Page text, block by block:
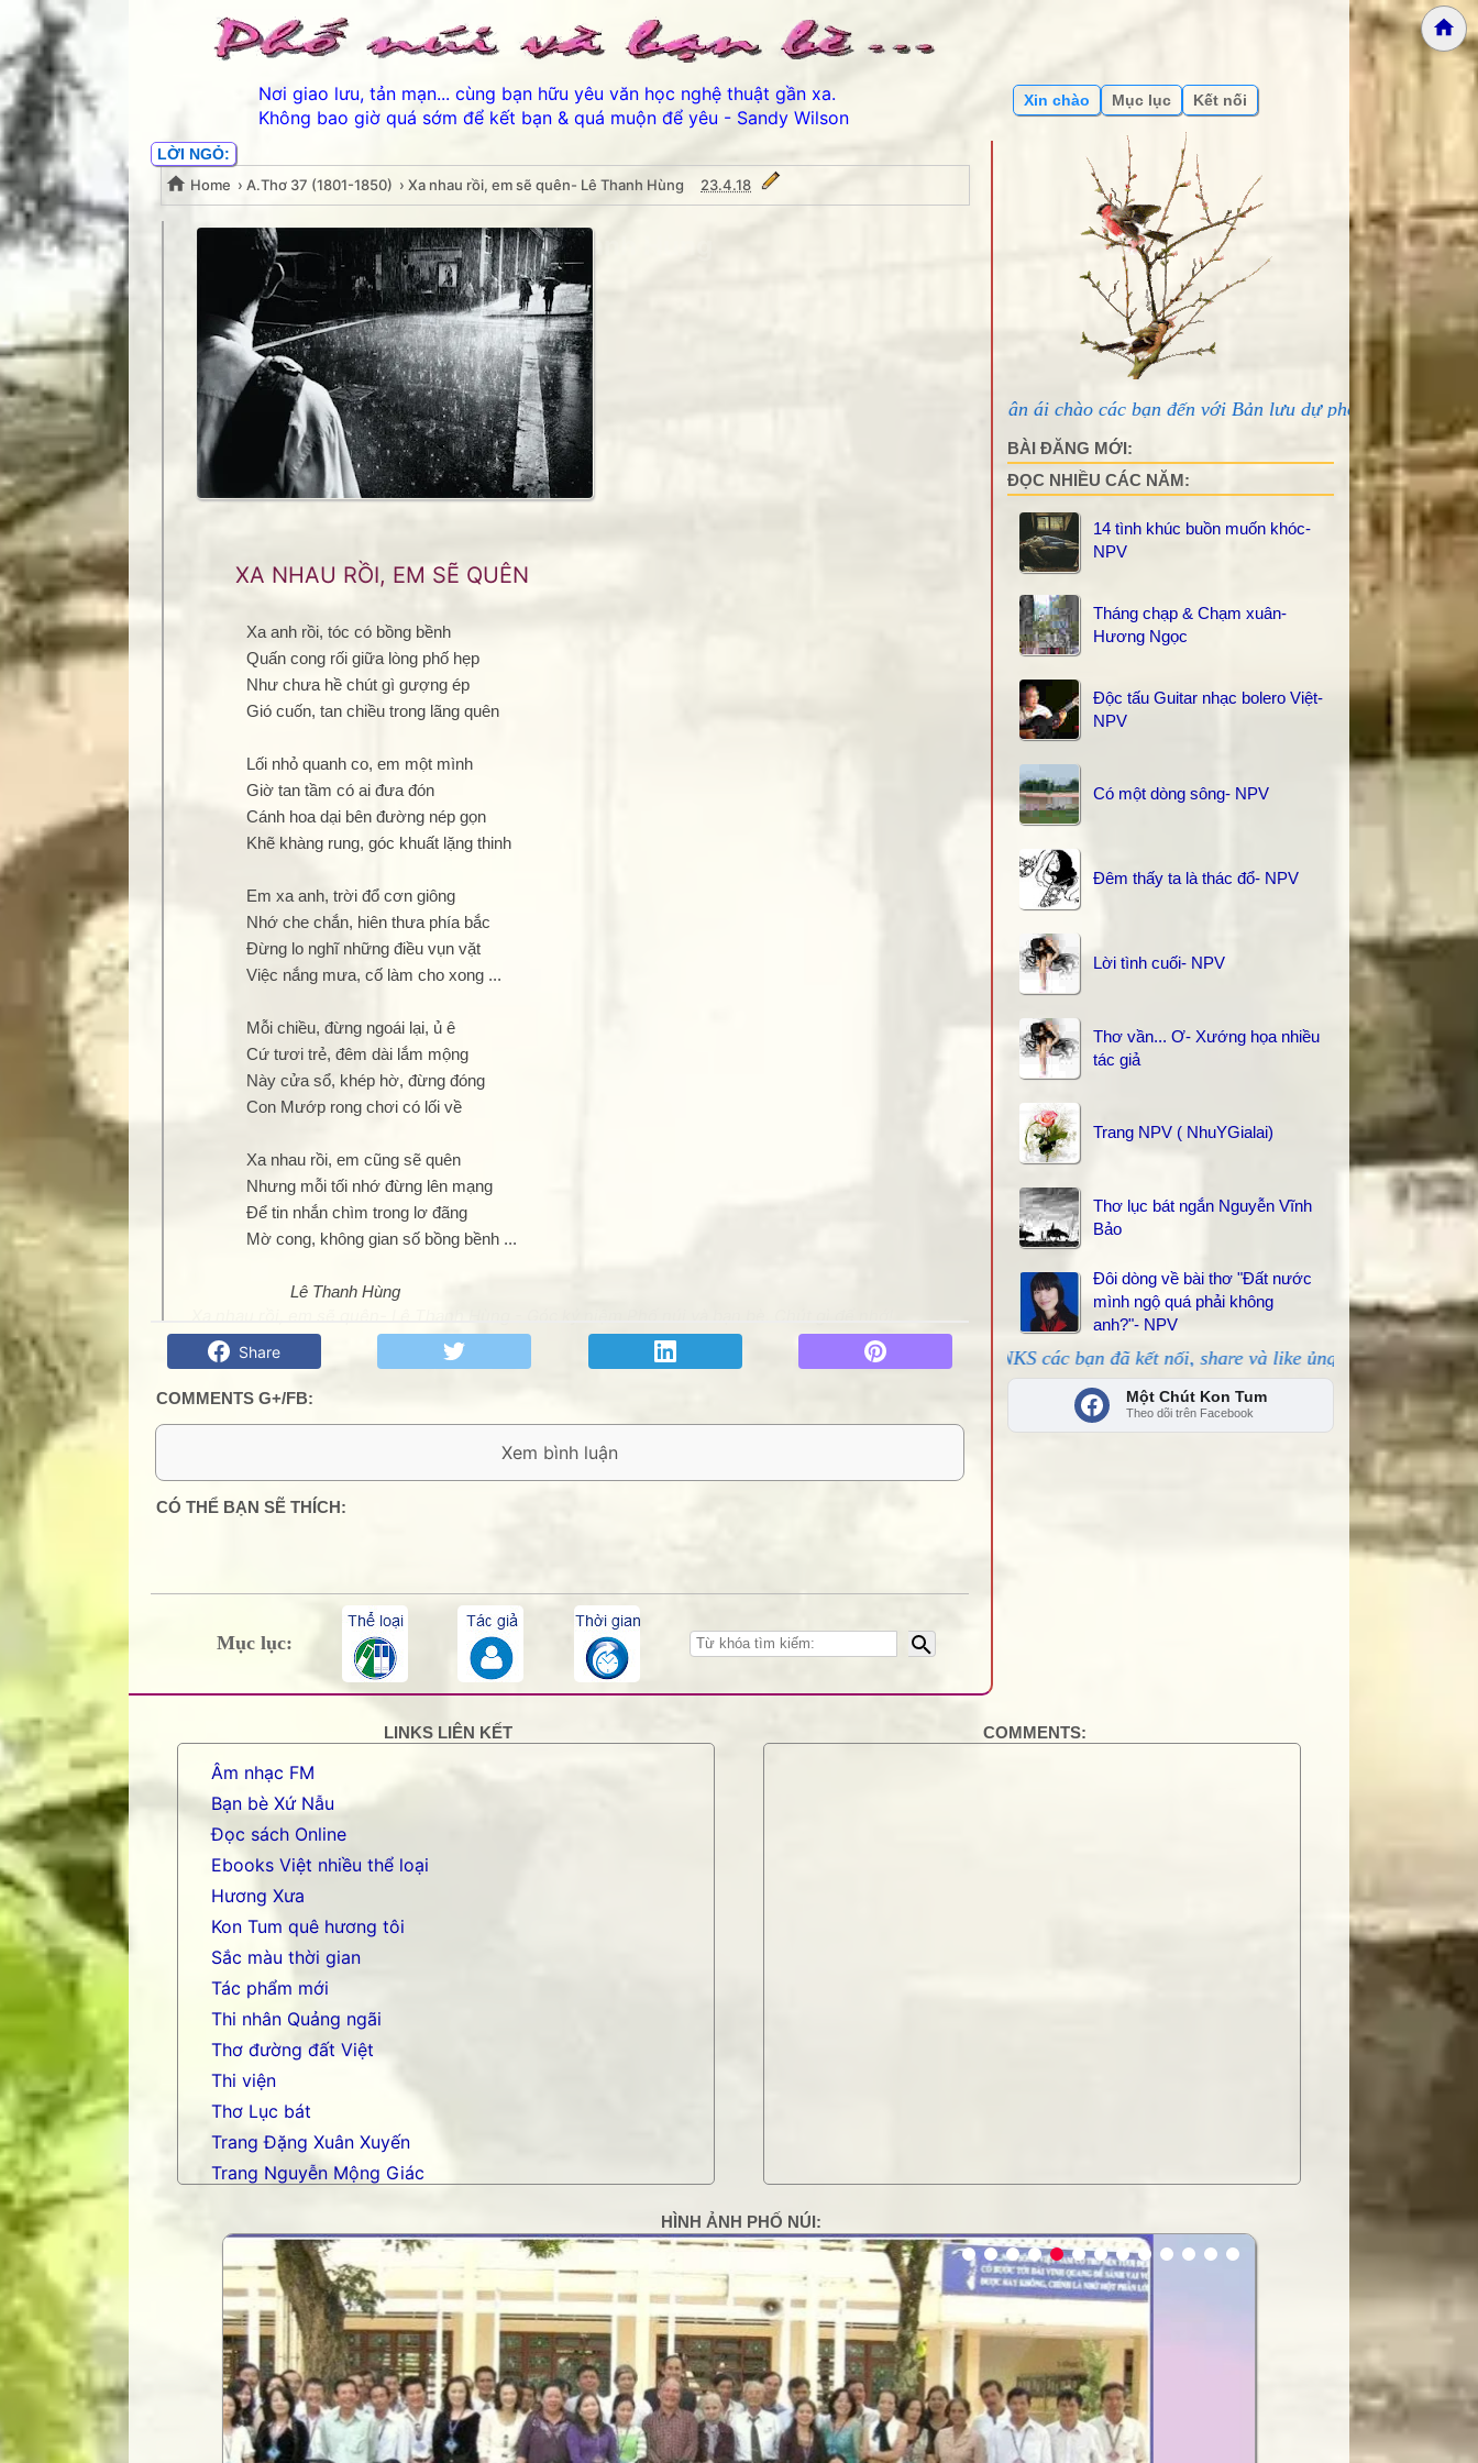
Nơi giao lưu, tản mạn... cùng bạn hữu yêu văn học nghệ thuật gần xa.
Không bao giờ quá sớm để kết bạn & quá muộn để yêu - Sandy Wilson
LỜI NGỎ:
Home › A.Thơ 37 (1801-1850) › Xa nhau rồi, em sẽ quên- Lê Thanh Hùng 23.4.18
Xa nhau rồi, em sẽ quên- Lê Thanh Hùng
XA NHAU RỒI, EM SẼ QUÊN
Xa anh rồi, tóc có bồng bềnh
Quấn cong rối giữa lòng phố hẹp
Như chưa hề chút gì gượng ép
Gió cuốn, tan chiều trong lãng quên
Lối nhỏ quanh co, em một mình
Giờ tan tầm có ai đưa đón
Cánh hoa dại bên đường nép gọn
Khẽ khàng rung, góc khuất lặng thinh
Em xa anh, trời đổ cơn giông
Nhớ che chắn, hiên thưa phía bắc
Đừng lo nghĩ những điều vụn vặt
Việc nắng mưa, cố làm cho xong ...
Mỗi chiều, đừng ngoái lại, ủ ê
Cứ tươi trẻ, đêm dài lắm mộng
Này cửa sổ, khép hờ, đừng đóng
Con Mướp rong chơi có lối về
Xa nhau rồi, em cũng sẽ quên
Nhưng mỗi tối nhớ đừng lên mạng
Để tin nhắn chìm trong lơ đãng
Mờ cong, không gian số bồng bềnh ...
Lê Thanh Hùng
Share
COMMENTS G+/FB:
1 Comments
Xóa
CÓ THỂ BẠN SẼ THÍCH:
Mục lục:
Xin chào Mục lục Kết nối
Thân ái chào các bạn đến với Bản lưu dự phòng Phố núi và bạn bè...
BÀI ĐĂNG MỚI:
ĐỌC NHIỀU CÁC NĂM:
14 tình khúc buồn muốn khóc-
NPV
Tháng chạp & Chạm xuân-
Hương Ngọc
Độc tấu Guitar nhạc bolero Việt-
NPV
Có một dòng sông- NPV
Đêm thấy ta là thác đổ- NPV
Lời tình cuối- NPV
Thơ vần... Ơ- Xướng họa nhiều
tác giả
Trang NPV ( NhuYGialai)
Thơ lục bát ngắn Nguyễn Vĩnh
Bảo
Đôi dòng về bài thơ "Đất nước
mình ngộ quá phải không
anh?"- NPV
THANKS các bạn đã kết nối, share và like ủng hộ!
Một Chút Kon Tum
Theo dõi trên Facebook
LINKS LIÊN KẾT
Âm nhạc FM
Bạn bè Xứ Nẫu
Đọc sách Online
Ebooks Việt nhiều thể loại
Hương Xưa
Kon Tum quê hương tôi
Sắc màu thời gian
Tác phẩm mới
Thi nhân Quảng ngãi
Thơ đường đất Việt
Thi viện
Thơ Lục bát
Trang Đặng Xuân Xuyến
Trang Nguyễn Mộng Giác
Trang Phạm Duy
Trang thơ Hoàng Nguyên Chương
Trang thơ Thụy Du
Trang thơ+ Luân Hoán
Trang VHNT Thanh niên
Truyện.com
Văn chương Việt
COMMENTS:
HÌNH ẢNH PHỐ NÚI: